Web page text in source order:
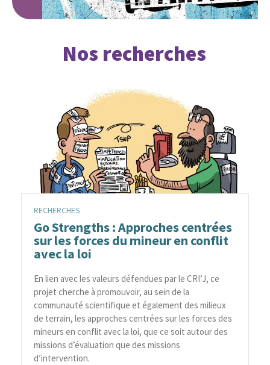
Nos recherches
RECHERCHES
Go Strengths : Approches centrées
sur les forces du mineur en conflit
avec la loi
En lien avec les valeurs défendues par le CRI’J, ce
projet cherche à promouvoir, au sein de la
communauté scientifique et également des milieux
de terrain, les approches centrées sur les forces des
mineurs en conflit avec la loi, que ce soit autour des
missions d’évaluation que des missions
d’intervention.